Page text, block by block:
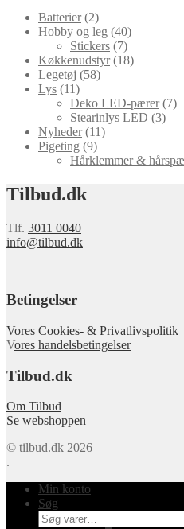
Batterier (2)
Hobby og leg (40)
Stickers (7)
Køkkenudstyr (18)
Legetøj (58)
Lys (11)
Deko LED-pærer (7)
Stearinlys LED (3)
Nyheder (11)
Pigeting (9)
Hårklemmer &
Tilbud.dk
Tlf. 3011 0040
info@tilbud.dk
Betingelser
Vores Cookies- & Privatlivspolitik
Vores handelsbetingelser
Tilbud.dk
Om Tilbud
Se webshoppen
© tilbud.dk 2026
.
Min konto
Søg
Søg